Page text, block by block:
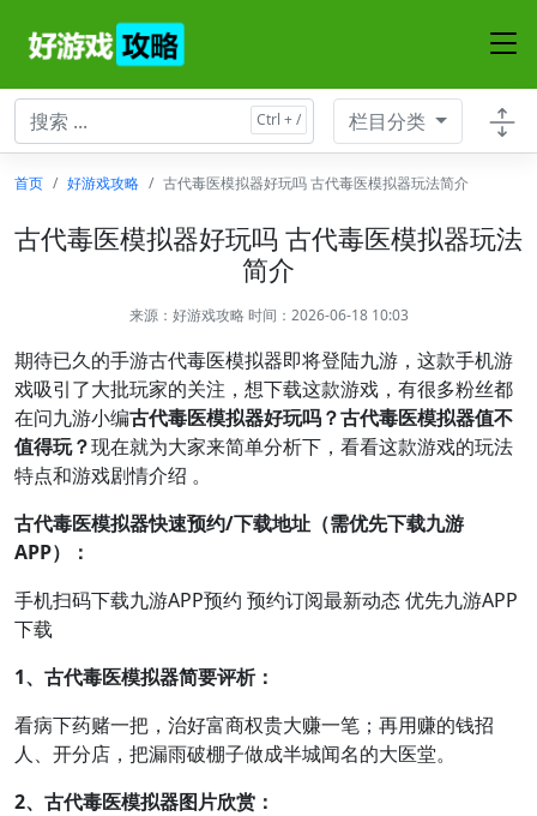
栏目分类
首页 好游戏攻略 古代毒医模拟器好玩吗 古代毒医模拟器玩法简介
古代毒医模拟器好玩吗 古代毒医模拟器玩法
简介
来源： 好游戏攻略时间：2026-06-18 10:03
期待已久的手游古代毒医模拟器即将登陆九游，这款手机游
戏吸引了大批玩家的关注，想下载这款游戏，有很多粉丝都
在问九游小编古代毒医模拟器好玩吗？古代毒医模拟器值不
值得玩？现在就为大家来简单分析下，看看这款游戏的玩法
特点和游戏剧情介绍 。
古代毒医模拟器快速预约/下载地址（需优先下载九游
APP）：
手机扫码下载九游APP预约 预约订阅最新动态 优先九游APP
下载
1、古代毒医模拟器简要评析：
看病下药赌一把，治好富商权贵大赚一笔；再用赚的钱招
人、开分店，把漏雨破棚子做成半城闻名的大医堂。
2、古代毒医模拟器图片欣赏：